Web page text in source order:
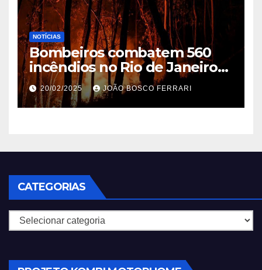
NOTÍCIAS
Bombeiros combatem 560
incêndios no Rio de Janeiro
em 2025
20/02/2025 JOÃO BOSCO FERRARI
CATEGORIAS
Categorias